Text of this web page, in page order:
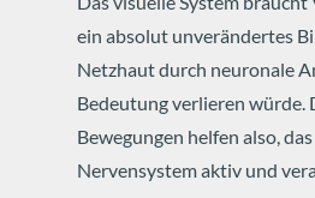
ein absolut unverändertes
Netzhaut durch neuronale
Bedeutung verlieren würde.
Bewegungen helfen also,
Nervensystem aktiv und